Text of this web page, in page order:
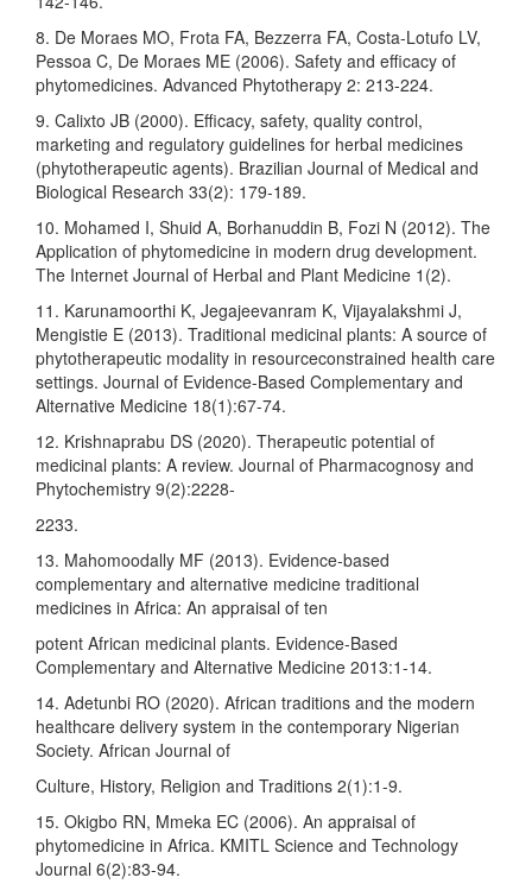
8. De Moraes MO, Frota FA, Bezzerra FA, Costa-Lotufo LV,
Pessoa C, De Moraes ME (2006). Safety and efficacy of
phytomedicines. Advanced Phytotherapy 2: 213-224.
9. Calixto JB (2000). Efficacy, safety, quality control,
marketing and regulatory guidelines for herbal medicines
(phytotherapeutic agents). Brazilian Journal of Medical and
Biological Research 33(2): 179-189.
10. Mohamed I, Shuid A, Borhanuddin B, Fozi N (2012). The
Application of phytomedicine in modern drug development.
The Internet Journal of Herbal and Plant Medicine 1(2).
11. Karunamoorthi K, Jegajeevanram K, Vijayalakshmi J,
Mengistie E (2013). Traditional medicinal plants: A source of
phytotherapeutic modality in resourceconstrained health care
settings. Journal of Evidence-Based Complementary and
Alternative Medicine 18(1):67-74.
12. Krishnaprabu DS (2020). Therapeutic potential of
medicinal plants: A review. Journal of Pharmacognosy and
Phytochemistry 9(2):2228-
2233.
13. Mahomoodally MF (2013). Evidence-based
complementary and alternative medicine traditional
medicines in Africa: An appraisal of ten
potent African medicinal plants. Evidence-Based
Complementary and Alternative Medicine 2013:1-14.
14. Adetunbi RO (2020). African traditions and the modern
healthcare delivery system in the contemporary Nigerian
Society. African Journal of
Culture, History, Religion and Traditions 2(1):1-9.
15. Okigbo RN, Mmeka EC (2006). An appraisal of
phytomedicine in Africa. KMITL Science and Technology
Journal 6(2):83-94.